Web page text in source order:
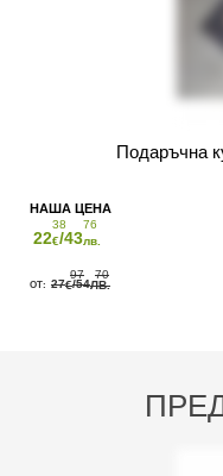
Подаръчна
22
38
€/43
76
лв.
27
97
€/54
70
ЛВ.